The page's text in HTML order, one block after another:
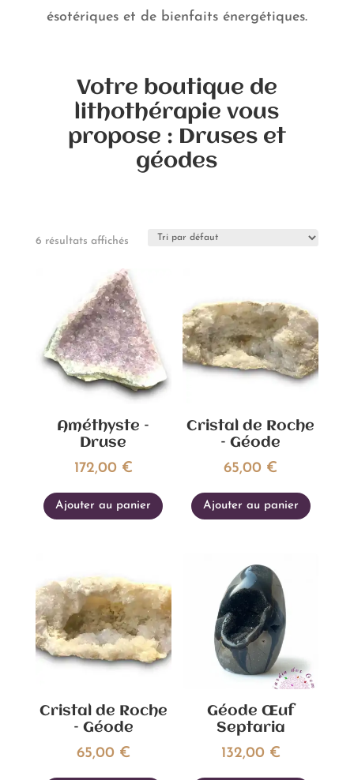
ésotériques et de bienfaits énergétiques.
Votre boutique de
lithothérapie vous
propose : Druses et
géodes
6 résultats affichés
Améthyste –
Druse
172,00 €
Ajouter au panier
Cristal de Roche
– Géode
65,00 €
Ajouter au panier
Cristal de Roche
– Géode
65,00 €
Géode Œuf
Septaria
132,00 €